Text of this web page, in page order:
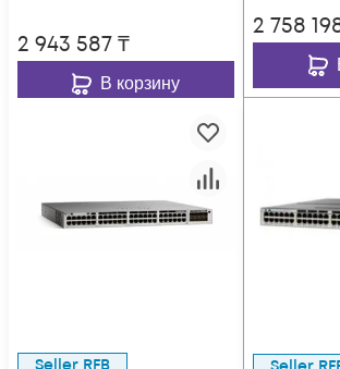
2 943 587₸
В корзину
2 758